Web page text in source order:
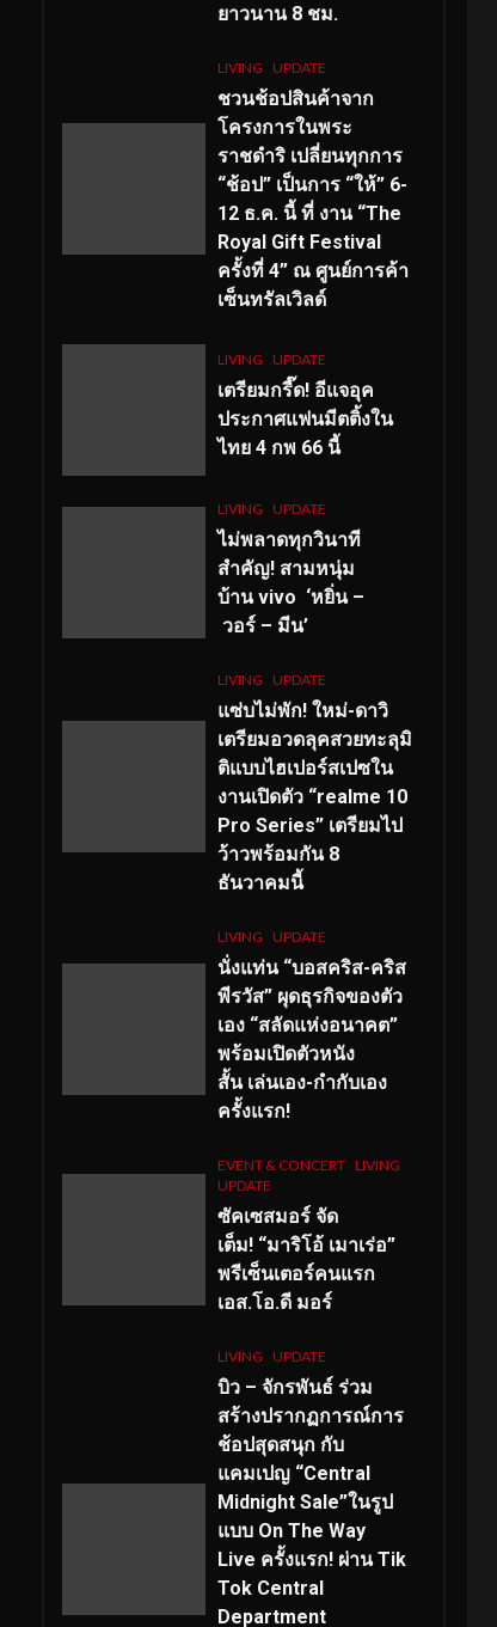
ยาวนาน 8 ชม.
LIVING UPDATE
ชวนช้อปสินค้าจาก
โครงการในพระ
ราชดำริ เปลี่ยนทุกการ
“ช้อป” เป็นการ “ให้” 6-
12 ธ.ค. นี้ ที่ งาน “The
Royal Gift Festival
ครั้งที่ 4” ณ ศูนย์การค้า
เซ็นทรัลเวิลด์
LIVING UPDATE
เตรียมกรี๊ด! อีแจอุค
ประกาศแฟนมีตติ้งใน
ไทย 4 กพ 66 นี้
LIVING UPDATE
ไม่พลาดทุกวินาที
สำคัญ! สามหนุ่ม
บ้าน vivo ‘หยิ่น –
วอร์ – มีน’
LIVING UPDATE
แซ่บไม่พัก! ใหม่-ดาวิ
เตรียมอวดลุคสวยทะลุมิ
ติแบบไฮเปอร์สเปซใน
งานเปิดตัว “realme 10
Pro Series” เตรียมไป
ว้าวพร้อมกัน 8
ธันวาคมนี้
LIVING UPDATE
นั่งแท่น “บอสคริส-คริส
พีรวัส” ผุดธุรกิจของตัว
เอง “สลัดแห่งอนาคต”
พร้อมเปิดตัวหนัง
สั้น เล่นเอง-กำกับเอง
ครั้งแรก!
EVENT & CONCERT LIVING
UPDATE
ซัคเซสมอร์ จัด
เต็ม! “มาริโอ้ เมาเร่อ”
พรีเซ็นเตอร์คนแรก
เอส.โอ.ดี มอร์
LIVING UPDATE
บิว – จักรพันธ์ ร่วม
สร้างปรากฏการณ์การ
ช้อปสุดสนุก กับ
แคมเปญ “Central
Midnight Sale”ในรูป
แบบ On The Way
Live ครั้งแรก! ผ่าน Tik
Tok Central
Department